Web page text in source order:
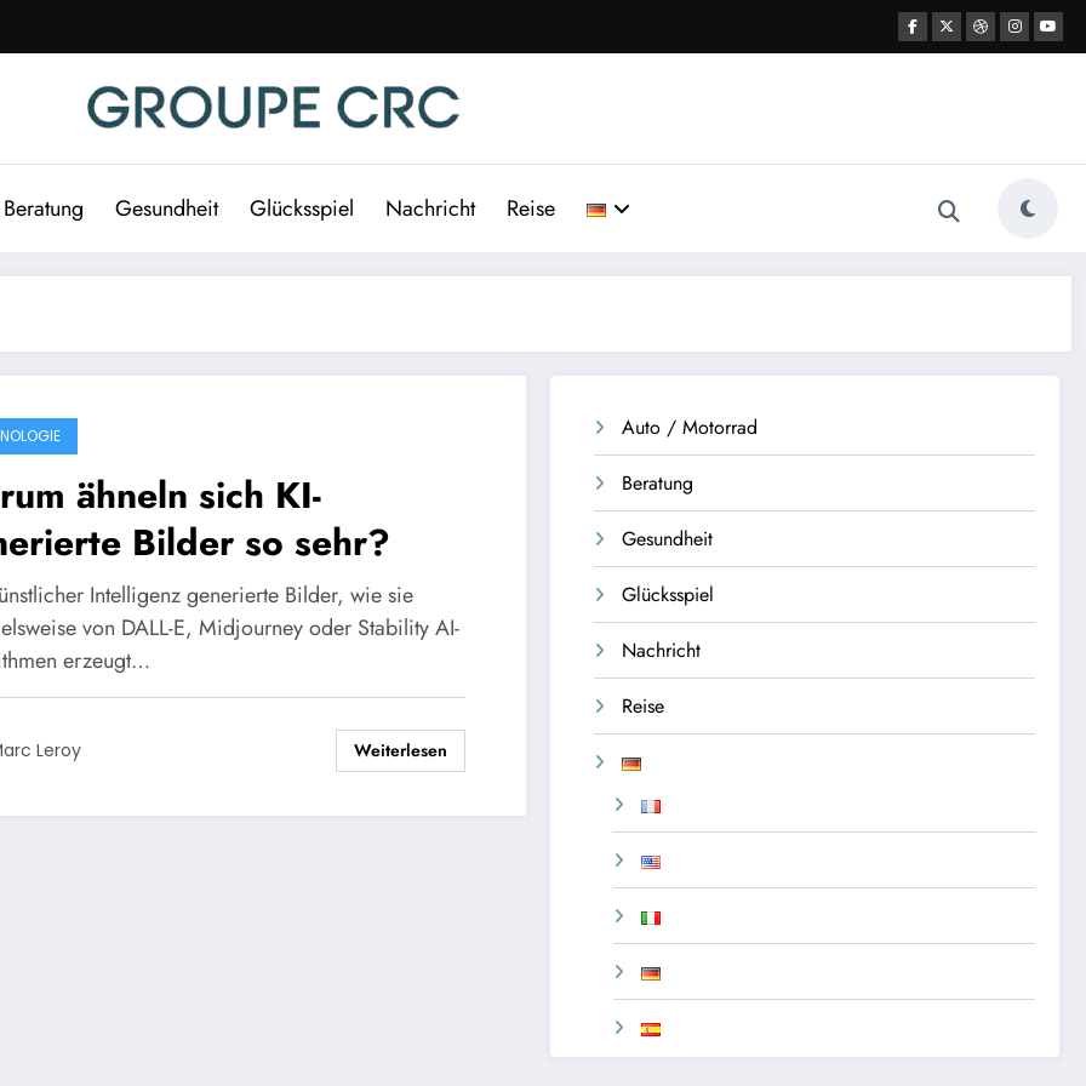
Beratung Gesundheit Glücksspiel Nachricht Reise
ähneln sich KI-
Bilder so sehr?
Intelligenz generierte Bilder, wie sie
von DALL-E, Midjourney oder Stability AI-
erzeugt…
Leroy Weiterlesen
Auto / Motorrad
Beratung
Gesundheit
Glücksspiel
Nachricht
Reise